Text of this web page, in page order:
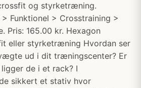
og styrketræning.
Funktionel > Crosstraining >
Pris: 165.00 kr. Hexagon
eller styrketræning Hvordan ser
ud i dit træningscenter? Er
de i et rack? I
sikkert et stativ hvor